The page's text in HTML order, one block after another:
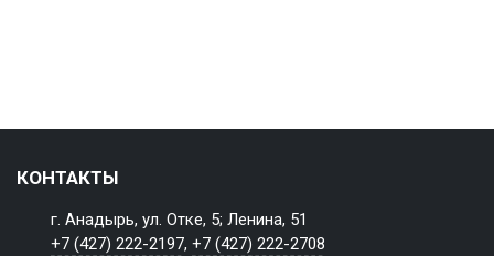
КОНТАКТЫ
г. Анадырь, ул. Отке, 5; Ленина, 51
+7 (427) 222-2197,+7 (427) 222-2708